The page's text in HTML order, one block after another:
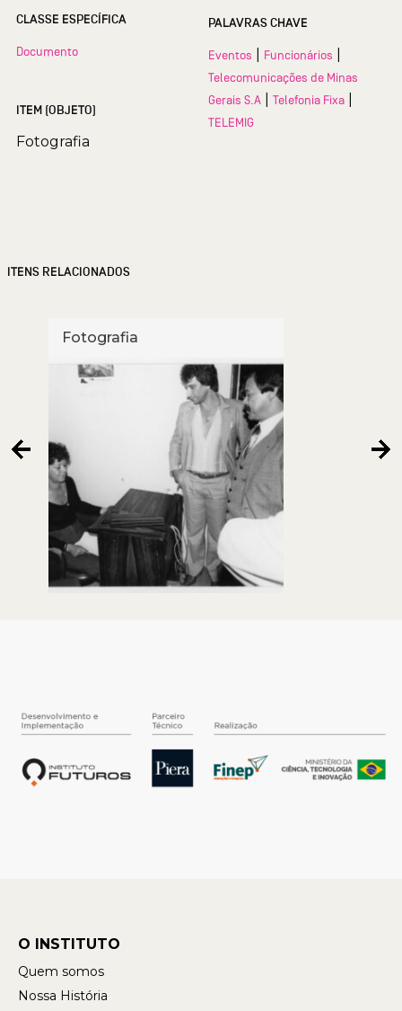
CLASSE ESPECÍFICA
Documento
ITEM (OBJETO)
Fotografia
PALAVRAS CHAVE
Eventos Funcionários
Telecomunicações de Minas
Gerais S.A
Telefonia Fixa
TELEMIG
ITENS RELACIONADOS
Fotografia
O INSTITUTO
Quem somos
Nossa História